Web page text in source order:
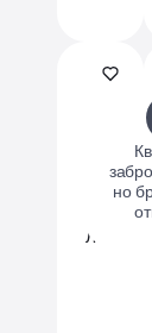
Проект
корп. 9.1
эт.
но